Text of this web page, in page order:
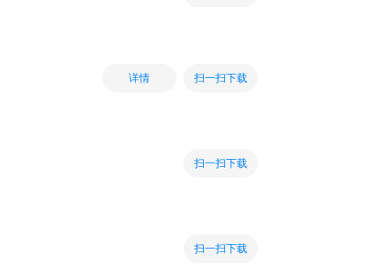
详情 扫一扫下载
扫一扫下载
扫一扫下载